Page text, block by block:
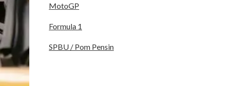
MotoGP
Formula 1
SPBU / Pom Pensin